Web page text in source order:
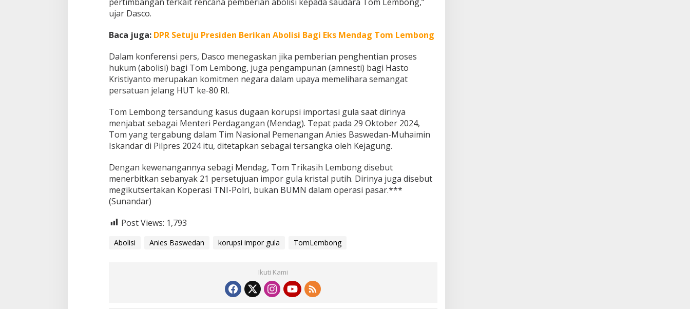
ujar Dasco.
Baca juga: DPR Setuju Presiden Berikan Abolisi Bagi Eks Mendag Tom Lembong
Dalam konferensi pers, Dasco menegaskan jika pemberian penghentian proses
hukum (abolisi) bagi Tom Lembong, juga pengampunan (amnesti) bagi Hasto
Kristiyanto merupakan komitmen negara dalam upaya memelihara semangat
persatuan jelang HUT ke-80 RI.
Tom Lembong tersandung kasus dugaan korupsi importasi gula saat dirinya
menjabat sebagai Menteri Perdagangan (Mendag). Tepat pada 29 Oktober 2024,
Tom yang tergabung dalam Tim Nasional Pemenangan Anies Baswedan-Muhaimin
Iskandar di Pilpres 2024 itu, ditetapkan sebagai tersangka oleh Kejagung.
Dengan kewenangannya sebagi Mendag, Tom Trikasih Lembong disebut
menerbitkan sebanyak 21 persetujuan impor gula kristal putih. Dirinya juga disebut
megikutsertakan Koperasi TNI-Polri, bukan BUMN dalam operasi pasar.***
(Sunandar)
Post Views: 1,793
Abolisi Anies Baswedan korupsi impor gula TomLembong
Ikuti Kami